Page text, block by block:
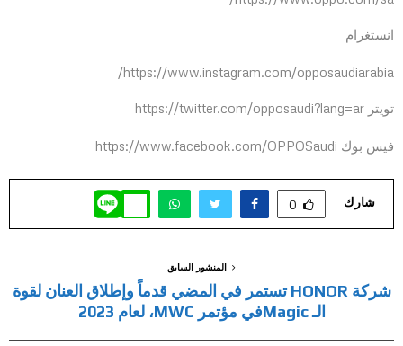
انستغرام
https://www.instagram.com/opposaudiarabia/
تويتر https://twitter.com/opposaudi?lang=ar
فيس بوك https://www.facebook.com/OPPOSaudi
شارك 0
المنشور السابق
شركة HONOR تستمر في المضي قدماً وإطلاق العنان لقوة
الـ Magicفي مؤتمر MWC، لعام 2023